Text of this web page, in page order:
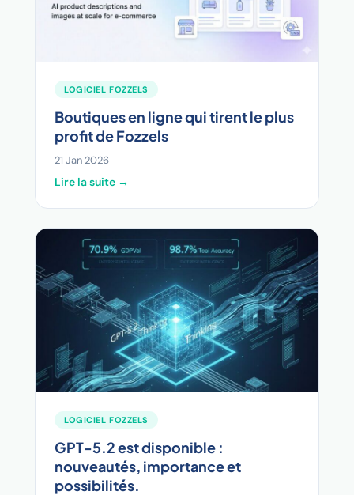
LOGICIEL FOZZELS
Boutiques en ligne qui tirent le plus
profit de Fozzels
21 Jan 2026
Lire la suite →
LOGICIEL FOZZELS
GPT-5.2 est disponible :
nouveautés, importance et
possibilités.